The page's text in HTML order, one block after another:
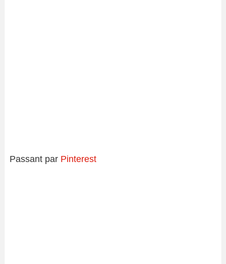
Passant par Pinterest